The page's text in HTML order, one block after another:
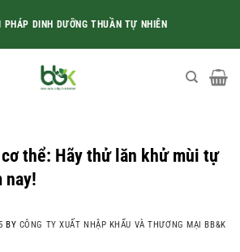
DINH DƯỠNG THUẦN TỰ NHIÊN
thể: Hãy thử lăn khử mùi tự
nay!
BY CÔNG TY XUẤT NHẬP KHẨU VÀ THƯƠNG MẠI BB&K